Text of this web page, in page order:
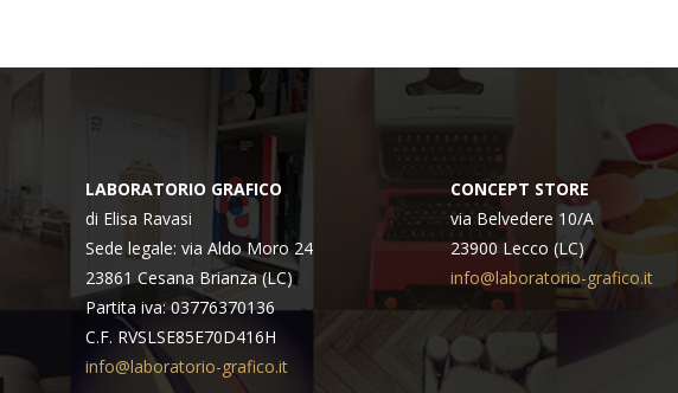
LABORATORIO GRAFICO
di Elisa Ravasi
Sede legale: via Aldo Moro 24
23861 Cesana Brianza (LC)
Partita iva: 03776370136
C.F. RVSLSE85E70D416H
info@laboratorio-grafico.it
CONCEPT STORE
via Belvedere 10/A
23900 Lecco (LC)
info@laboratorio-grafico.it